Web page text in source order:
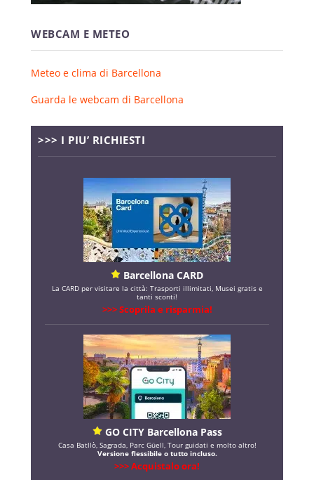
WEBCAM E METEO
Meteo e clima di Barcellona
Guarda le webcam di Barcellona
>>> I PIU’ RICHIESTI
Barcellona CARD
La CARD per visitare la città: Trasporti illimitati, Musei gratis e
tanti sconti!
>>> Scoprila e risparmia!
GO CITY Barcellona Pass
Casa Batllò, Sagrada, Parc Güell, Tour guidati e molto altro!
Versione flessibile o tutto incluso.
>>> Acquistalo ora!